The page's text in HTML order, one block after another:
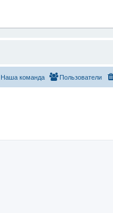
Пользователи
Наша команда